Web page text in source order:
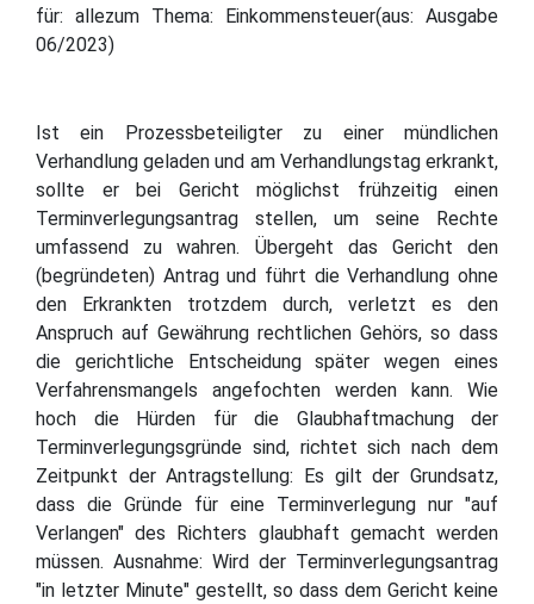
für: allezum Thema: Einkommensteuer(aus: Ausgabe
06/2023)
Ist ein Prozessbeteiligter zu einer mündlichen
Verhandlung geladen und am Verhandlungstag erkrankt,
sollte er bei Gericht möglichst frühzeitig einen
Terminverlegungsantrag stellen, um seine Rechte
umfassend zu wahren. Übergeht das Gericht den
(begründeten) Antrag und führt die Verhandlung ohne
den Erkrankten trotzdem durch, verletzt es den
Anspruch auf Gewährung rechtlichen Gehörs, so dass
die gerichtliche Entscheidung später wegen eines
Verfahrensmangels angefochten werden kann. Wie
hoch die Hürden für die Glaubhaftmachung der
Terminverlegungsgründe sind, richtet sich nach dem
Zeitpunkt der Antragstellung: Es gilt der Grundsatz,
dass die Gründe für eine Terminverlegung nur "auf
Verlangen" des Richters glaubhaft gemacht werden
müssen. Ausnahme: Wird der Terminverlegungsantrag
"in letzter Minute" gestellt, so dass dem Gericht keine